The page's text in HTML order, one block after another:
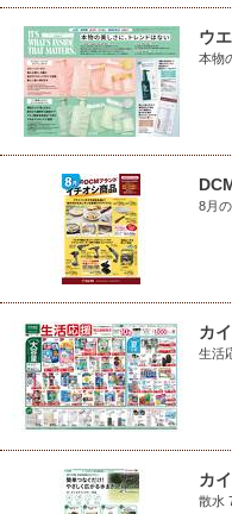
ウ
本物
8月
カ
生活
カ
散水